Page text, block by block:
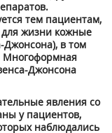
тем пациентам,
для жизни кожные
в том
Многоформная
Джонсона
явления со
у пациентов,
наблюдались